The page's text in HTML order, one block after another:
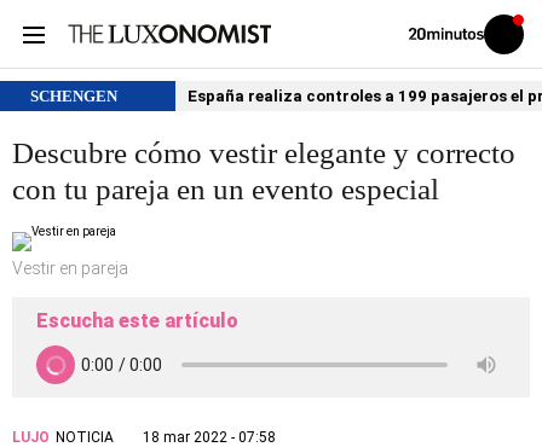
Volver
Iniciar
sesión
SCHENGEN España realiza controles a 199 pasajeros el
Descubre cómo vestir elegante y correcto
con tu pareja en un evento especial
Vestir en pareja
Escucha este artículo
LUJO NOTICIA
18 mar 2022 - 07:58